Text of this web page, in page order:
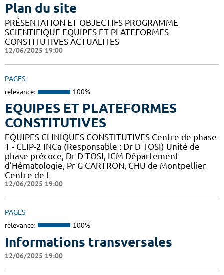
Plan du site
PRÉSENTATION ET OBJECTIFS PROGRAMME
SCIENTIFIQUE EQUIPES ET PLATEFORMES
CONSTITUTIVES ACTUALITES
12/06/2025 19:00
PAGES
relevance: 100%
EQUIPES ET PLATEFORMES
CONSTITUTIVES
EQUIPES CLINIQUES CONSTITUTIVES Centre de phase
1 - CLIP-2 INCa (Responsable : Dr D TOSI) Unité de
phase précoce, Dr D TOSI, ICM Département
d’Hématologie, Pr G CARTRON, CHU de Montpellier
Centre de t
12/06/2025 19:00
PAGES
relevance: 100%
Informations transversales
12/06/2025 19:00